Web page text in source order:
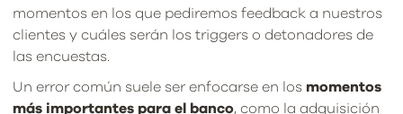
momentos en los que pediremos feedback a nuestros
clientes y cuáles serán los triggers o detonadores de
las encuestas.
Un error común suele ser enfocarse en los momentos
más importantes para el banco, como la adquisición